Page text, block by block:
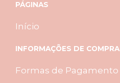
PÁGINAS
Início
INFORMAÇÕES DE COMPRA
Formas de Pagamento